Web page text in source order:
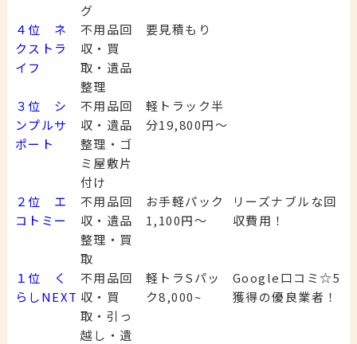
グ
４位 ネ
クストラ
イフ
不用品回
収・買
取・遺品
整理
要見積もり
３位 シ
ンプルサ
ポート
不用品回
収・遺品
整理・ゴ
ミ屋敷片
付け
軽トラック半
分19,800円～
２位 エ
コトミー
不用品回
収・遺品
整理・買
取
お手軽パック
1,100円～
リーズナブルな回
収費用！
１位 く
らしNEXT
不用品回
収・買
取・引っ
越し・遺
軽トラSパッ
ク8,000~
Google口コミ☆5
獲得の優良業者！